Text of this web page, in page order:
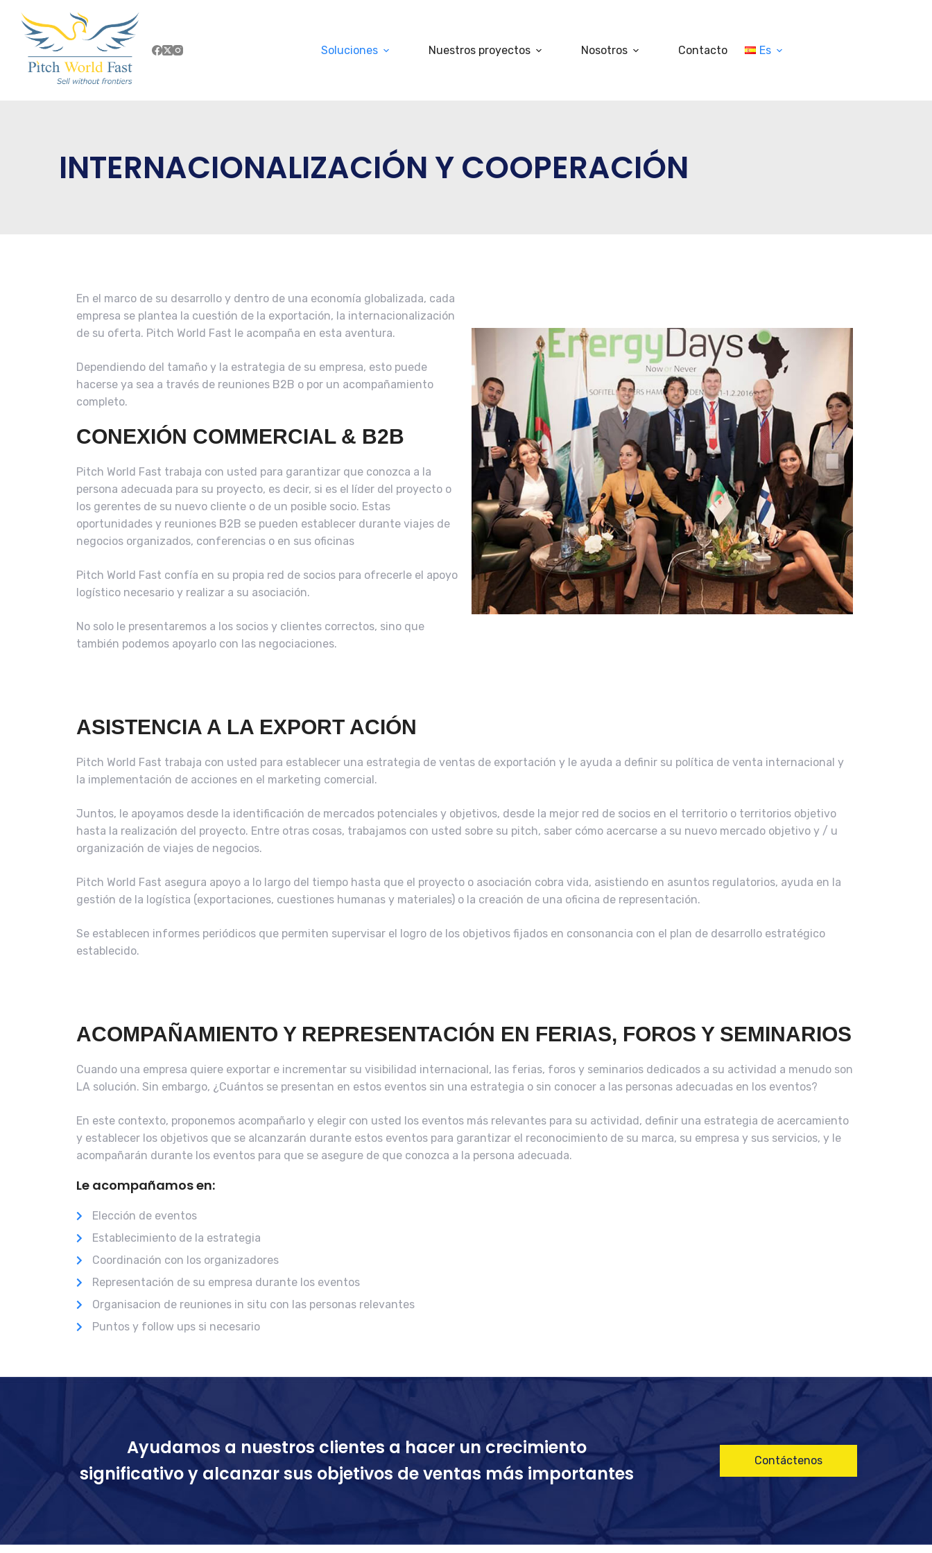
Soluciones Nuestros proyectos Nosotros Contacto Es
INTERNACIONALIZACIÓN Y COOPERACIÓN
En el marco de su desarrollo y dentro de una economía globalizada, cada
empresa se plantea la cuestión de la exportación, la internacionalización
de su oferta. Pitch World Fast le acompaña en esta aventura.
Dependiendo del tamaño y la estrategia de su empresa, esto puede
hacerse ya sea a través de reuniones B2B o por un acompañamiento
completo.
CONEXIÓN COMMERCIAL & B2B
Pitch World Fast trabaja con usted para garantizar que conozca a la
persona adecuada para su proyecto, es decir, si es el líder del proyecto o
los gerentes de su nuevo cliente o de un posible socio. Estas
oportunidades y reuniones B2B se pueden establecer durante viajes de
negocios organizados, conferencias o en sus oficinas
Pitch World Fast confía en su propia red de socios para ofrecerle el apoyo
logístico necesario y realizar a su asociación.
No solo le presentaremos a los socios y clientes correctos, sino que
también podemos apoyarlo con las negociaciones.
ASISTENCIA A LA EXPORT ACIÓN
Pitch World Fast trabaja con usted para establecer una estrategia de ventas de exportación y le ayuda a definir su política de venta internacional y
la implementación de acciones en el marketing comercial.
Juntos, le apoyamos desde la identificación de mercados potenciales y objetivos, desde la mejor red de socios en el territorio o territorios objetivo
hasta la realización del proyecto. Entre otras cosas, trabajamos con usted sobre su pitch, saber cómo acercarse a su nuevo mercado objetivo y / u
organización de viajes de negocios.
Pitch World Fast asegura apoyo a lo largo del tiempo hasta que el proyecto o asociación cobra vida, asistiendo en asuntos regulatorios, ayuda en la
gestión de la logística (exportaciones, cuestiones humanas y materiales) o la creación de una oficina de representación.
Se establecen informes periódicos que permiten supervisar el logro de los objetivos fijados en consonancia con el plan de desarrollo estratégico
establecido.
ACOMPAÑAMIENTO Y REPRESENTACIÓN EN FERIAS, FOROS Y SEMINARIOS
Cuando una empresa quiere exportar e incrementar su visibilidad internacional, las ferias, foros y seminarios dedicados a su actividad a menudo son
LA solución. Sin embargo, ¿Cuántos se presentan en estos eventos sin una estrategia o sin conocer a las personas adecuadas en los eventos?
En este contexto, proponemos acompañarlo y elegir con usted los eventos más relevantes para su actividad, definir una estrategia de acercamiento
y establecer los objetivos que se alcanzarán durante estos eventos para garantizar el reconocimiento de su marca, su empresa y sus servicios, y le
acompañarán durante los eventos para que se asegure de que conozca a la persona adecuada.
Le acompañamos en:
Elección de eventos
Establecimiento de la estrategia
Coordinación con los organizadores
Representación de su empresa durante los eventos
Organisacion de reuniones in situ con las personas relevantes
Puntos y follow ups si necesario
Ayudamos a nuestros clientes a hacer un crecimiento
significativo y alcanzar sus objetivos de ventas más importantes
Contáctenos